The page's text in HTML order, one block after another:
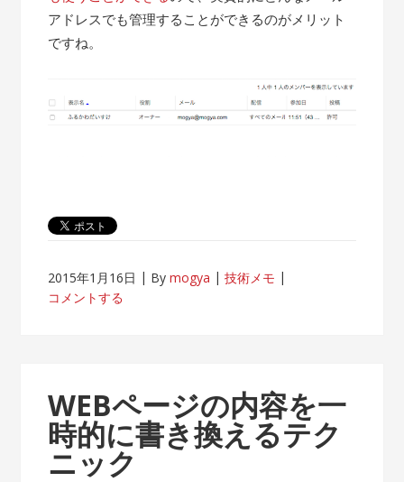
アドレスでも管理することができるのがメリット
ですね。
2015年1月16日 Bymogya
技術メモ
コメントする
WEBページの内容を一
時的に書き換えるテク
ニック